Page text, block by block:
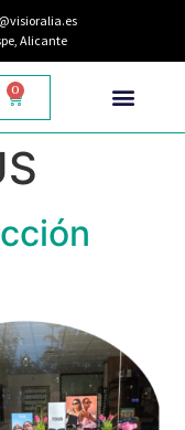
Alicante
0